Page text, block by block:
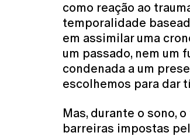
como reação ao
temporalidade
em assimilar uma
um passado, nem um
condenada a um
escolhemos para dar
Mas, durante o sono,
barreiras impostas